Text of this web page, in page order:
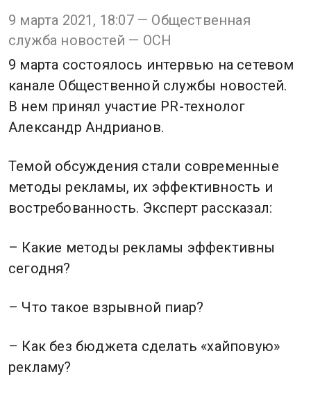
9 марта 2021, 18:07 — Общественная
служба новостей — ОСН
9 марта состоялось интервью на сетевом
канале Общественной службы новостей.
В нем принял участие PR-технолог
Александр Андрианов.
Темой обсуждения стали современные
методы рекламы, их эффективность и
востребованность. Эксперт рассказал:
– Какие методы рекламы эффективны
сегодня?
– Что такое взрывной пиар?
– Как без бюджета сделать «хайповую»
рекламу?